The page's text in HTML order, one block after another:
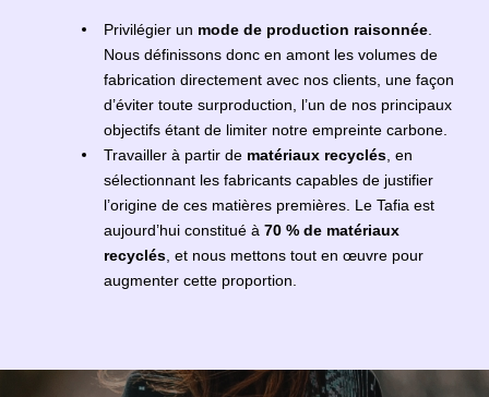
Privilégier un mode de production raisonnée
Nous définissons donc en amont les volumes de
fabrication directement avec nos clients, une façon
d’éviter toute surproduction, l’un de nos principaux
objectifs étant de limiter notre empreinte carbone.
Travailler à partir de matériaux recyclés , en
sélectionnant les fabricants capables de justifier
l’origine de ces matières premières. Le Tafia est
aujourd’hui constitué à 70 % de matériaux
recyclés , et nous mettons tout en œuvre pour
augmenter cette proportion.